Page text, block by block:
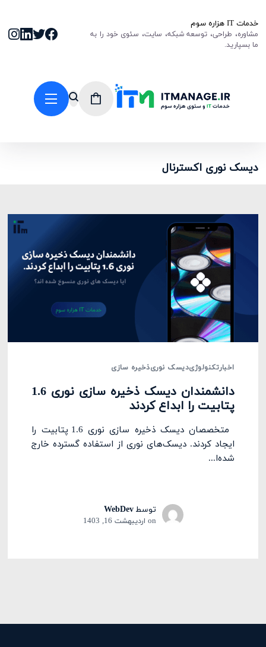
خدمات IT هزاره سوم
مشاوره، طراحی، توسعه شبکه، سایت، سئوی خود را به
ما بسپارید.
دیسک نوری اکسترنال
اخبارتکنولوژیدیسک نوریذخیره سازی
دانشمندان دیسک ذخیره سازی نوری 1.6
پتابیت را ابداع کردند
متخصصان دیسک ذخیره سازی نوری 1.6 پتابیت را
ایجاد کردند. دیسک‌های نوری از استفاده گسترده خارج
شده‌ا...
توسطWebDev
on اردیبهشت 16, 1403